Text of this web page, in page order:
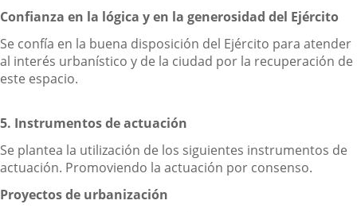
Confianza en la lógica y en la generosidad del Ejército
Se confía en la buena disposición del Ejército para atender
al interés urbanístico y de la ciudad por la recuperación de
este espacio.
5. Instrumentos de actuación
Se plantea la utilización de los siguientes instrumentos de
actuación. Promoviendo la actuación por consenso.
Proyectos de urbanización